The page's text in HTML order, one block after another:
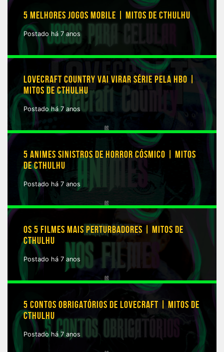
5 MELHORES JOGOS MOBILE | MITOS DE CTHULHU
Postado há 7 anos
LOVECRAFT COUNTRY VAI VIRAR SÉRIE PELA HBO |
MITOS DE CTHULHU
Postado há 7 anos
5 ANIMES SINISTROS DE HORROR CÓSMICO | MITOS
DE CTHULHU
Postado há 7 anos
OS 5 FILMES MAIS PERTURBADORES | MITOS DE
CTHULHU
Postado há 7 anos
5 CONTOS OBRIGATÓRIOS DE LOVECRAFT | MITOS DE
CTHULHU
Postado há 7 anos